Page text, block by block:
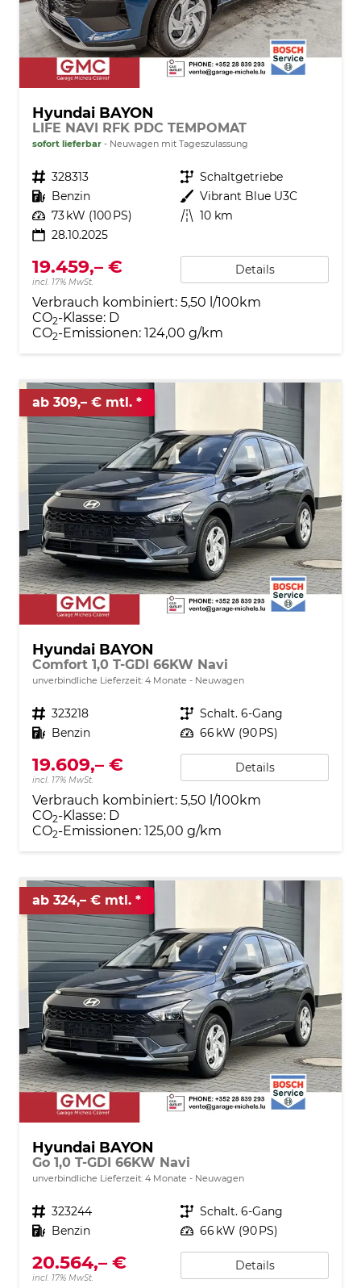
Hyundai BAYON
LIFE NAVI RFK PDC TEMPOMAT
sofort lieferbar Neuwagen mit Tageszulassung
Fahrzeugnr. 328313 Getriebe Schaltgetriebe
Kraftstoff Benzin Außenfarbe Vibrant Blue U3C
Leistung 73 kW (100 PS) Kilometerstand 10 km
28.10.2025
19.459,– €
incl. 17% MwSt.
Details
Verbrauch kombiniert: 5,50 l/100km
CO2-Klasse: D
CO2-Emissionen: 124,00 g/km
ab 309,– € mtl.
Hyundai BAYON
Comfort 1,0 T-GDI 66KW Navi
unverbindliche Lieferzeit: 4 Monate Neuwagen
Fahrzeugnr. 323218 Getriebe Schalt. 6-Gang
Kraftstoff Benzin Leistung 66 kW (90 PS)
19.609,– €
incl. 17% MwSt.
Details
Verbrauch kombiniert: 5,50 l/100km
CO2-Klasse: D
CO2-Emissionen: 125,00 g/km
ab 324,– € mtl.
Hyundai BAYON
Go 1,0 T-GDI 66KW Navi
unverbindliche Lieferzeit: 4 Monate Neuwagen
Fahrzeugnr. 323244 Getriebe Schalt. 6-Gang
Kraftstoff Benzin Leistung 66 kW (90 PS)
20.564,– €
incl. 17% MwSt.
Details